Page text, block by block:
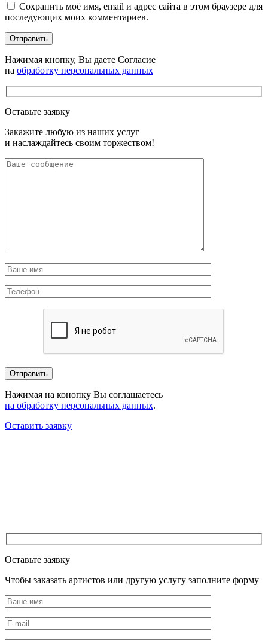
Сохранить моё имя, email и адрес сайта в этом браузере для
последующих моих комментариев.
Нажимая кнопку, Вы даете Согласие
на обработку персональных данных
Оставьте заявку
Закажите любую из наших услуг
и наслаждайтесь своим торжеством!
Нажимая на конопку Вы соглашаетесь
на обработку персональных данных.
Оставить заявку
Оставьте заявку
Чтобы заказать артистов или другую услугу заполните форму